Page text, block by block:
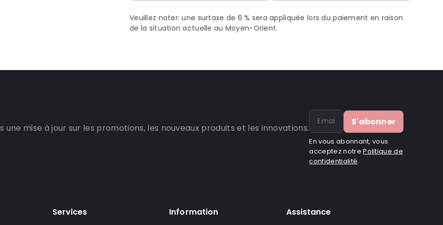
Veuillez noter: une surtaxe de 6 % sera appliquée lors du paiement en raison
de la situation actuelle au Moyen-Orient.
une mise à jour sur les promotions, les nouveaux produits et les innovations.
S'abonner
En vous abonnant, vous
acceptez notrePolitique de
confidentialité.
Services
Information
Assistance